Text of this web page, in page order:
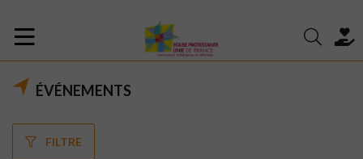
ÉVÉNEMENTS
FILTRE